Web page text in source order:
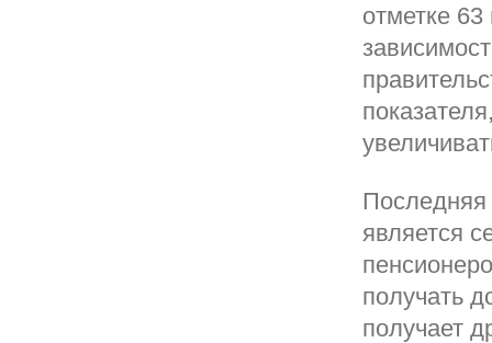
отметке
Последняя
является
получать
получает